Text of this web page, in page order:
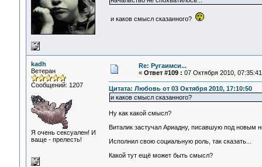
и каков смысл сказанного?
kadh
Ветеран
Сообщений: 1207
Я очень сексуален! И
ваще - прелесть!
Re: Ругаимси...
« Ответ #109 : 07 Октября 2010,
Цитата: Любовь от 03 Октября 2010, 17:10:50
и каков смысл сказанного?
Ну как какой смысл?
Виталик застучал Ариадну, писавшую под новым
Исполнил свою социальную роль, так сказать...
Какой тут ещё может быть смысл?